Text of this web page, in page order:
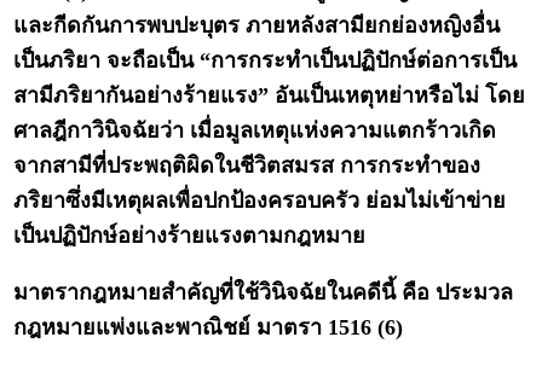
และกีดกันการพบปะบุตร ภายหลังสามียกย่องหญิงอื่น
เป็นภริยา จะถือเป็น “การกระทำเป็นปฏิปักษ์ต่อการเป็น
สามีภริยากันอย่างร้ายแรง” อันเป็นเหตุหย่าหรือไม่ โดย
ศาลฎีกาวินิจฉัยว่า เมื่อมูลเหตุแห่งความแตกร้าวเกิด
จากสามีที่ประพฤติผิดในชีวิตสมรส การกระทำของ
ภริยาซึ่งมีเหตุผลเพื่อปกป้องครอบครัว ย่อมไม่เข้าข่าย
เป็นปฏิปักษ์อย่างร้ายแรงตามกฎหมาย
มาตรากฎหมายสำคัญที่ใช้วินิจฉัยในคดีนี้ คือ ประมวล
กฎหมายแพ่งและพาณิชย์ มาตรา 1516 (6)